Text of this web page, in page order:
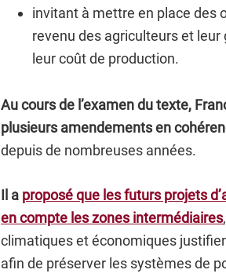
invitant à mettre en place des
revenu des agriculteurs et
leur coût de production.
Au cours de l’examen du texte,
plusieurs amendements en
depuis de nombreuses années.
Il a proposé que les futurs projets
en compte les zones intermédiaires
climatiques et économiques
afin de préserver les systèmes de